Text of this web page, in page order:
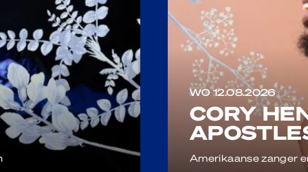
WO 12.08.2026
CORY
Amerikaanse zanger